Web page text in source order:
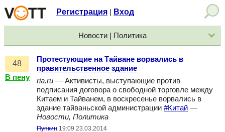
Регистрация Вход
Новости | Политика
48
В пену
Протестующие на Тайване ворвались в
правительственное здание
ria.ru — Активисты, выступающие против
подписания договора о свободной торговле между
Китаем и Тайванем, в воскресенье ворвались в
здание тайваньской администрации #Китай —
Новости, Политика
Пупкин 19:09 23.03.2014